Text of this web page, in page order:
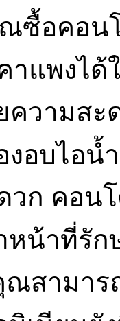
ซื้อคอน
าแพงไ
วามสะ
อบไอน้
วก คอน
หน้าที่รั
ณสามาร